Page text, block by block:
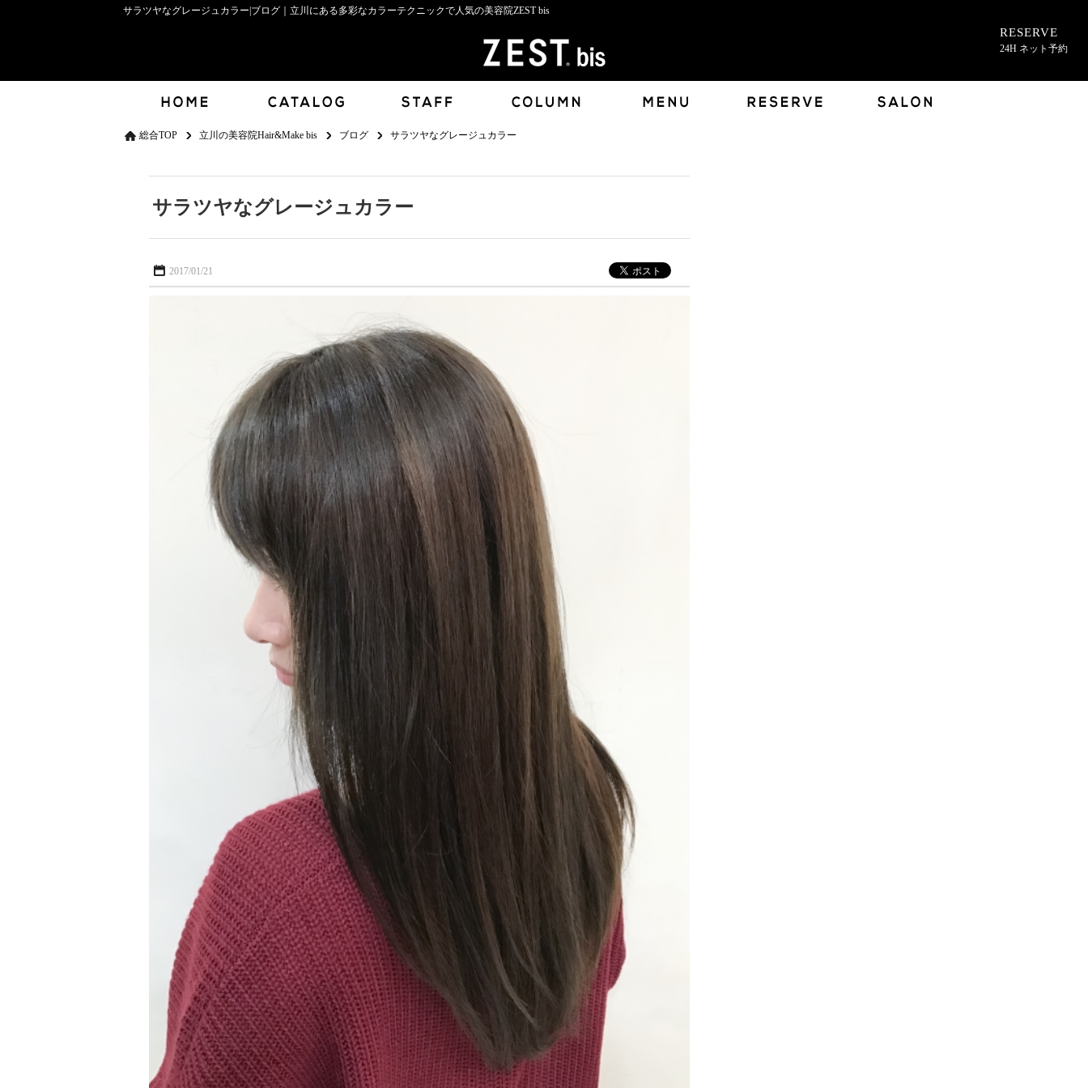
サラツヤなグレージュカラー|ブログ｜立川にある多彩なカラーテクニックで人気の美容院ZEST bis
RESERVE
24H ネット予約
総合TOP 立川の美容院Hair&Make bis ブログ サラツヤなグレージュカラー
サラツヤなグレージュカラー
2017/01/21